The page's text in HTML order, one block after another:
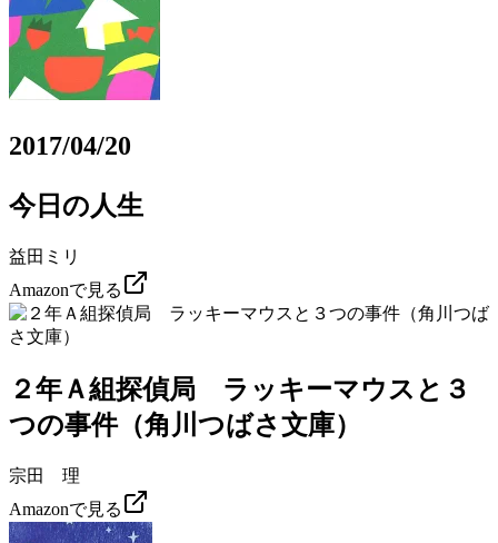
2017/04/20
今日の人生
益田ミリ
Amazonで見る
２年Ａ組探偵局 ラッキーマウスと３
つの事件（角川つばさ文庫）
宗田 理
Amazonで見る